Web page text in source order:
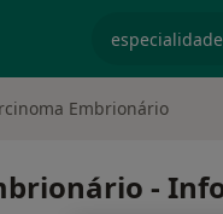
Embrionário
-